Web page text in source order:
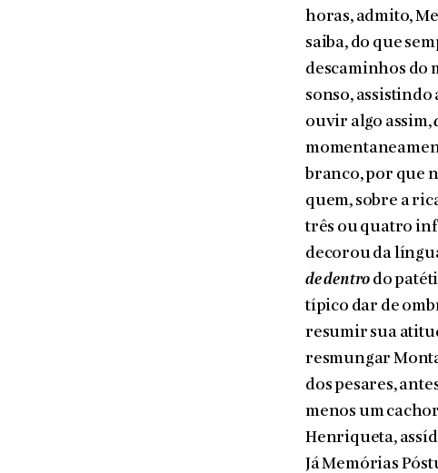
horas, admito,
saiba, do que
descaminhos do
sonso, assistindo
ouvir algo assim,
branco, por que
quem, sobre a
três ou quatro
decorou da
de dentro do
típico dar de
resu­mir sua
res­mungar
dos pesares,
menos um
Henriqueta,
Já Memórias